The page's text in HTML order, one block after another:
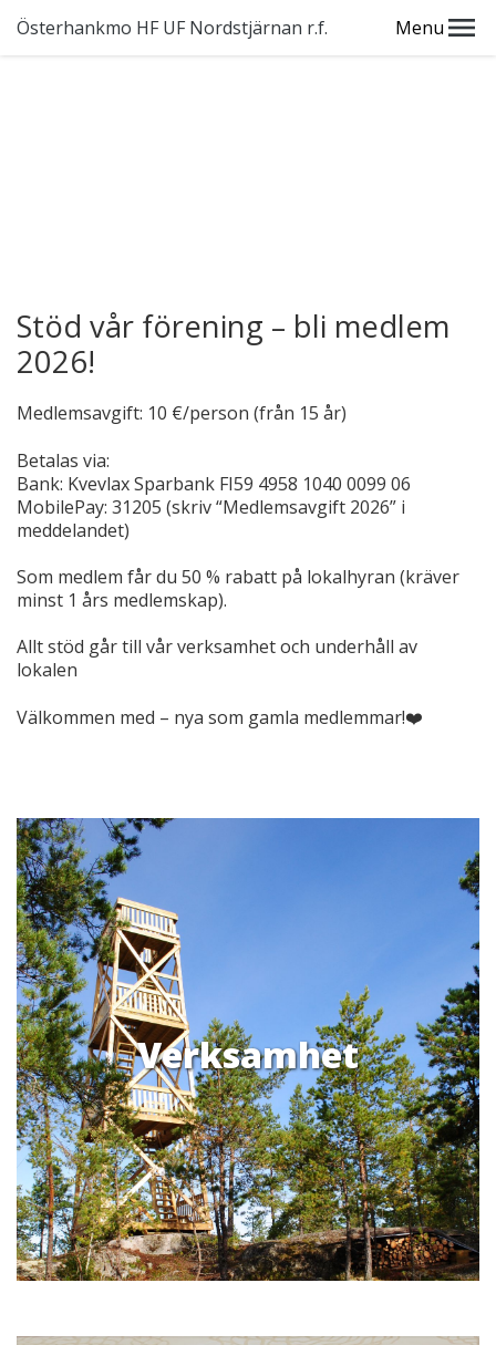
Österhankmo HF UF Nordstjärnan r.f. Menu
Stöd vår förening – bli medlem
2026!
Medlemsavgift: 10 €/person (från 15 år)
Betalas via:
Bank: Kvevlax Sparbank FI59 4958 1040 0099 06
MobilePay: 31205 (skriv “Medlemsavgift 2026” i
meddelandet)
Som medlem får du 50 % rabatt på lokalhyran (kräver
minst 1 års medlemskap).
Allt stöd går till vår verksamhet och underhåll av
lokalen
Välkommen med – nya som gamla medlemmar!❤️
Verksamhet